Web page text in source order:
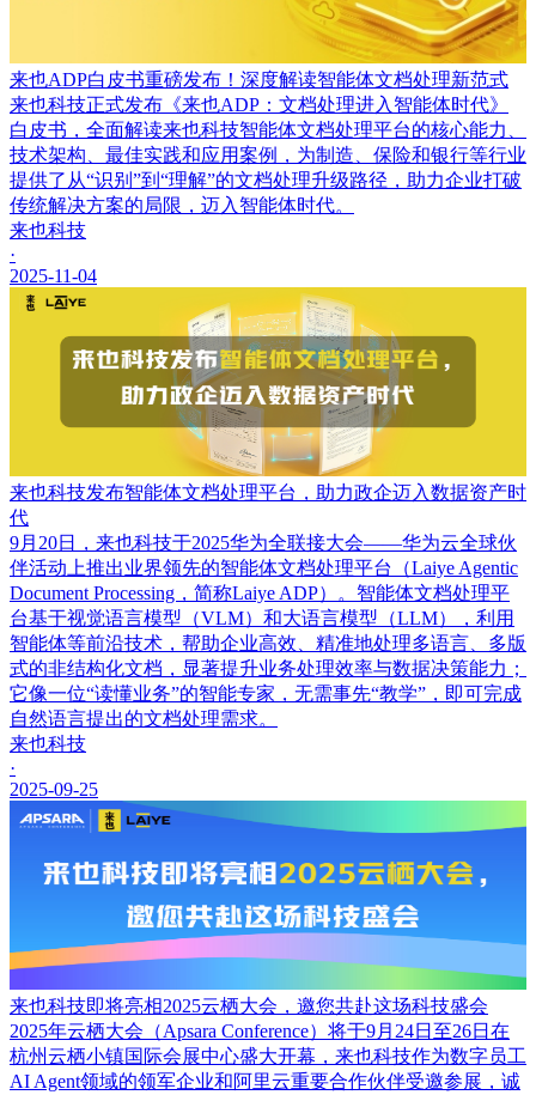
来也ADP白皮书重磅发布！深度解读智能体文档处理新范式
来也科技正式发布《来也ADP：文档处理进入智能体时代》
白皮书，全面解读来也科技智能体文档处理平台的核心能力、
技术架构、最佳实践和应用案例，为制造、保险和银行等行业
提供了从“识别”到“理解”的文档处理升级路径，助力企业打破
传统解决方案的局限，迈入智能体时代。
来也科技
·
2025-11-04
来也科技发布智能体文档处理平台，助力政企迈入数据资产时
代
9月20日，来也科技于2025华为全联接大会——华为云全球伙
伴活动上推出业界领先的智能体文档处理平台（Laiye Agentic
Document Processing，简称Laiye ADP）。智能体文档处理平
台基于视觉语言模型（VLM）和大语言模型（LLM），利用
智能体等前沿技术，帮助企业高效、精准地处理多语言、多版
式的非结构化文档，显著提升业务处理效率与数据决策能力；
它像一位“读懂业务”的智能专家，无需事先“教学”，即可完成
自然语言提出的文档处理需求。
来也科技
·
2025-09-25
来也科技即将亮相2025云栖大会，邀您共赴这场科技盛会
2025年云栖大会（Apsara Conference）将于9月24日至26日在
杭州云栖小镇国际会展中心盛大开幕，来也科技作为数字员工
AI Agent领域的领军企业和阿里云重要合作伙伴受邀参展，诚